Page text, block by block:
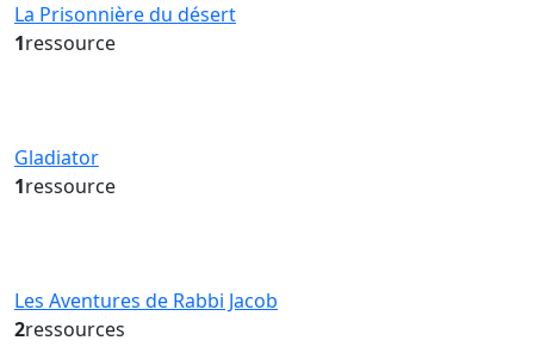
La Prisonnière du désert
1ressource
Gladiator
1ressource
Les Aventures de Rabbi Jacob
2ressources